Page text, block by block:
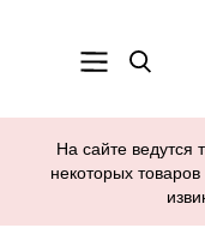
На сайте ведутся
некоторых